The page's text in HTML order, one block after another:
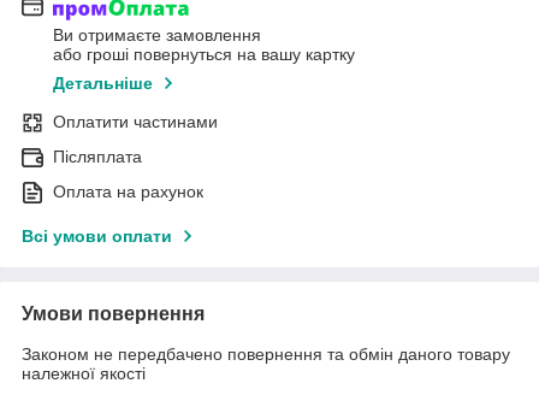
Ви отримаєте замовлення
або гроші повернуться на вашу картку
Детальніше
Оплатити частинами
Післяплата
Оплата на рахунок
Всі умови оплати
Умови повернення
Законом не передбачено повернення та обмін даного товару
належної якості